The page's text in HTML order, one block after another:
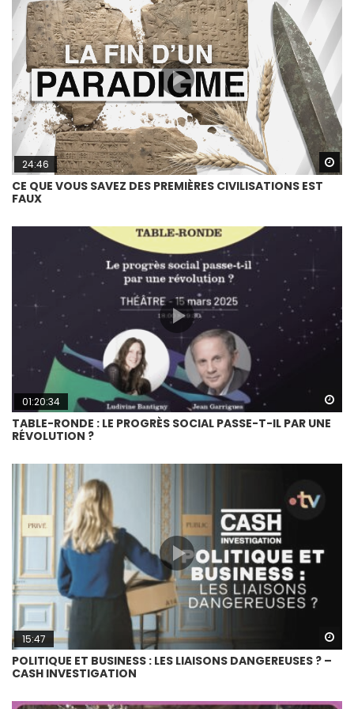
24:46
CE QUE VOUS SAVEZ DES PREMIÈRES CIVILISATIONS EST
FAUX
01:20:34
TABLE-RONDE : LE PROGRÈS SOCIAL PASSE-T-IL PAR UNE
RÉVOLUTION ?
15:47
POLITIQUE ET BUSINESS : LES LIAISONS DANGEREUSES ? –
CASH INVESTIGATION